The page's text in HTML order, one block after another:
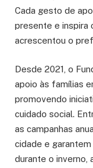
Cada gesto de
presente e inspira
acrescentou o
Desde 2021, o
apoio às famílias
promovendo
cuidado social.
as campanhas
cidade e
durante o inverno,